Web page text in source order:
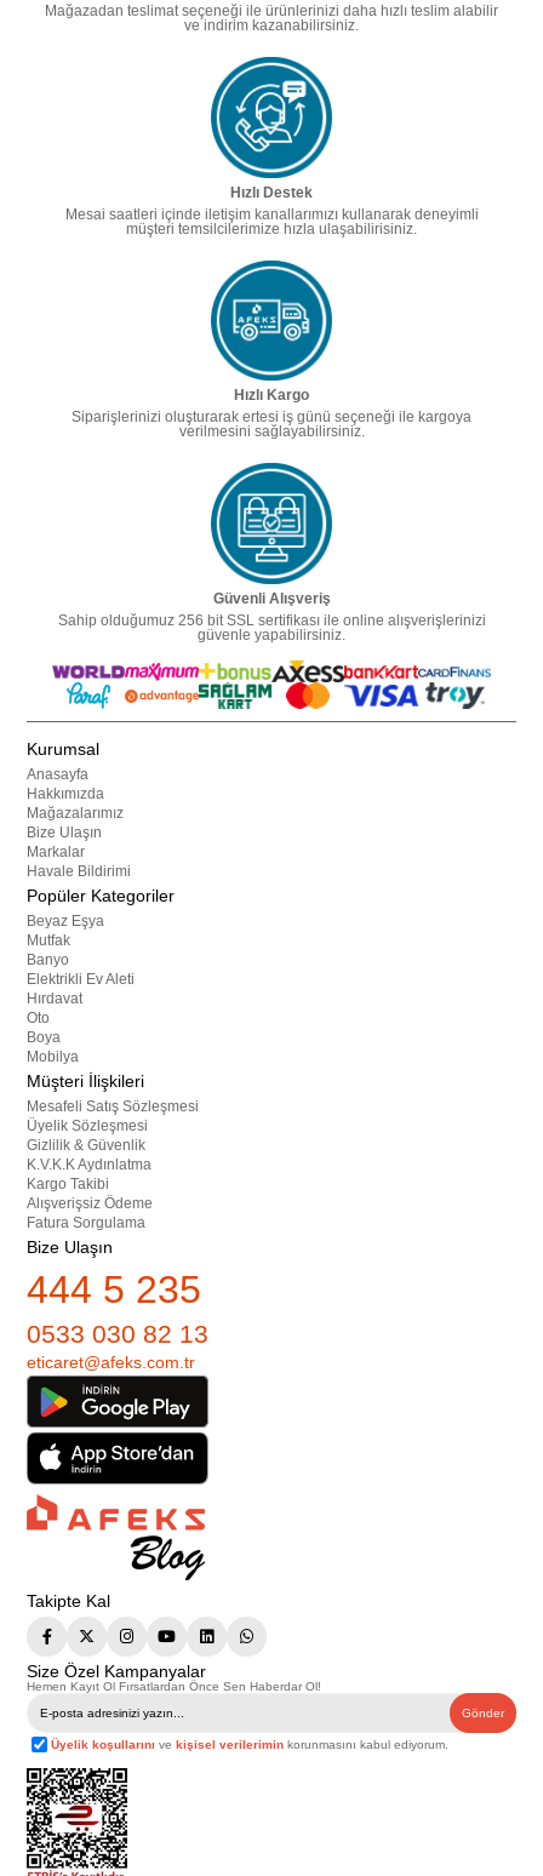
Mağazadan teslimat seçeneği ile ürünlerinizi daha hızlı teslim alabilir
ve indirim kazanabilirsiniz.
Hızlı Destek
Mesai saatleri içinde iletişim kanallarımızı kullanarak deneyimli
müşteri temsilcilerimize hızla ulaşabilirisiniz.
Hızlı Kargo
Siparişlerinizi oluşturarak ertesi iş günü seçeneği ile kargoya
verilmesini sağlayabilirsiniz.
Güvenli Alışveriş
Sahip olduğumuz 256 bit SSL sertifikası ile online alışverişlerinizi
güvenle yapabilirsiniz.
Kurumsal
Anasayfa
Hakkımızda
Mağazalarımız
Bize Ulaşın
Markalar
Havale Bildirimi
Popüler Kategoriler
Beyaz Eşya
Mutfak
Banyo
Elektrikli Ev Aleti
Hırdavat
Oto
Boya
Mobilya
Müşteri İlişkileri
Mesafeli Satış Sözleşmesi
Üyelik Sözleşmesi
Gizlilik & Güvenlik
K.V.K.K Aydınlatma
Kargo Takibi
Alışverişsiz Ödeme
Fatura Sorgulama
Bize Ulaşın
444 5 235
0533 030 82 13
eticaret@afeks.com.tr
Takipte Kal
Size Özel Kampanyalar
Hemen Kayıt Ol Fırsatlardan Önce Sen Haberdar Ol!
Gönder
Üyelik koşullarını vekişisel verilerimin korunmasını kabul ediyorum.